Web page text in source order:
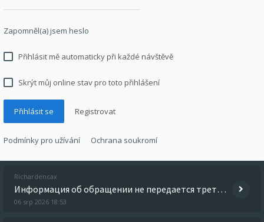
Zapomněl(a) jsem heslo
Přihlásit mě automaticky při každé návštěvě
Skrýt můj online stav pro toto přihlášení
Registrovat
Podmínky pro užívání Ochrana soukromí
Richardencax
Информация об обращении не передается третьим лицам, а детали лечения обсуждаются только с пациентом. Получить дополнит
06 srp 2026 18:53